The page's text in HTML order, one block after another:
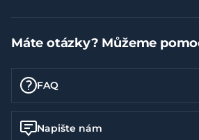
Máte otázky? Můžeme
FAQ
Napište nám